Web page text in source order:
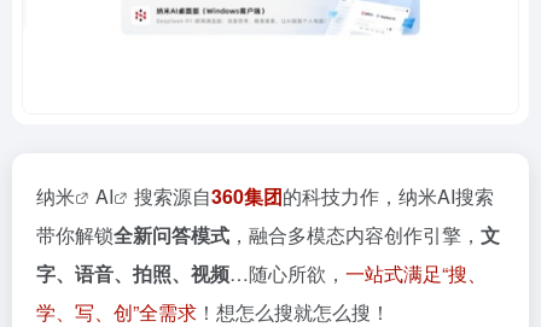
纳米 AI 搜索源自360集团的科技力作，纳米AI搜索
带你解锁全新问答模式 ，融合多模态内容创作引擎， 文
字、语音、拍照、视频…随心所欲， 一站式满足“搜、
学、写、创”全需求 ！想怎么搜就怎么搜！